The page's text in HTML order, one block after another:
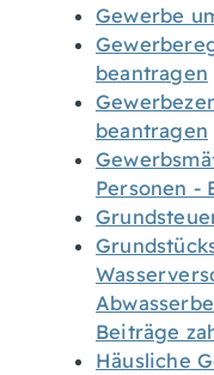
Gewerbe
beantragen
beantragen
Personen -
Beiträge
Häusliche